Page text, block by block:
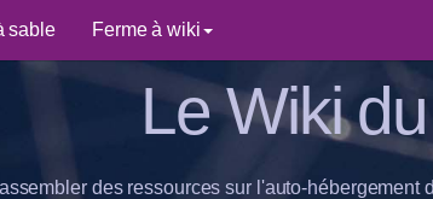
sable Ferme à wiki
Le Wiki
des ressources sur l'auto-